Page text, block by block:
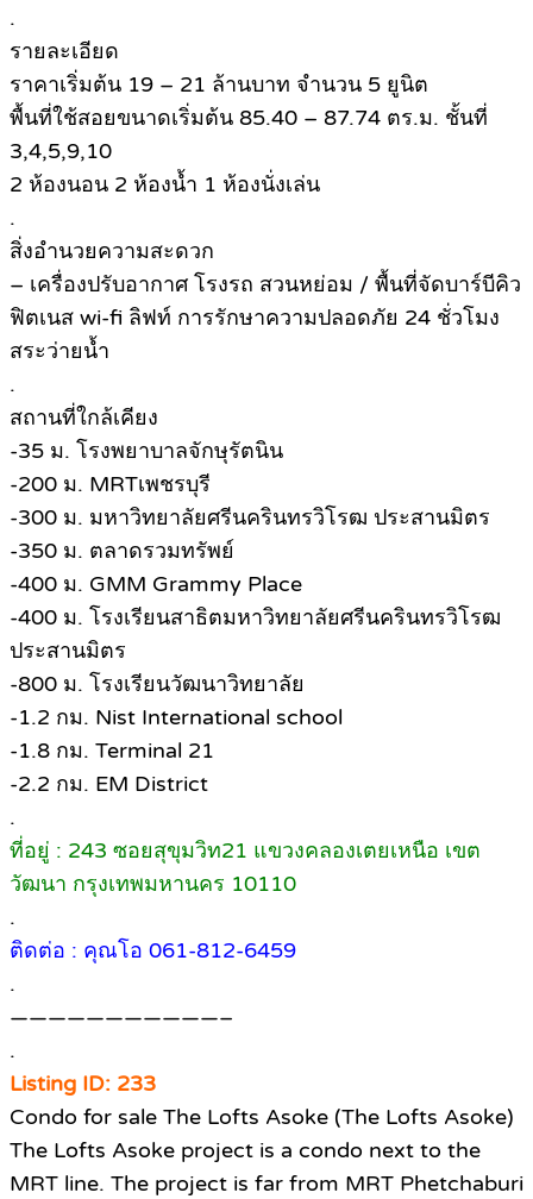
.
รายละเอียด
ราคาเริ่มต้น 19 – 21 ล้านบาท จำนวน 5 ยูนิต
พื้นที่ใช้สอยขนาดเริ่มต้น 85.40 – 87.74 ตร.ม. ชั้นที่
3,4,5,9,10
2 ห้องนอน 2 ห้องน้ำ 1 ห้องนั่งเล่น
.
สิ่งอำนวยความสะดวก
– เครื่องปรับอากาศ โรงรถ สวนหย่อม / พื้นที่จัดบาร์บีคิว
ฟิตเนส wi-fi ลิฟท์ การรักษาความปลอดภัย 24 ชั่วโมง
สระว่ายน้ำ
.
สถานที่ใกล้เคียง
-35 ม. โรงพยาบาลจักษุรัตนิน
-200 ม. MRTเพชรบุรี
-300 ม. มหาวิทยาลัยศรีนครินทรวิโรฒ ประสานมิตร
-350 ม. ตลาดรวมทรัพย์
-400 ม. GMM Grammy Place
-400 ม. โรงเรียนสาธิตมหาวิทยาลัยศรีนครินทรวิโรฒ
ประสานมิตร
-800 ม. โรงเรียนวัฒนาวิทยาลัย
-1.2 กม. Nist International school
-1.8 กม. Terminal 21
-2.2 กม. EM District
.
ที่อยู่ : 243 ซอยสุขุมวิท21 แขวงคลองเตยเหนือ เขต
วัฒนา กรุงเทพมหานคร 10110
.
ติดต่อ : คุณโอ 061-812-6459
.
———————————–
.
Listing ID: 233
Condo for sale The Lofts Asoke (The Lofts Asoke)
The Lofts Asoke project is a condo next to the
MRT line. The project is far from MRT Phetchaburi